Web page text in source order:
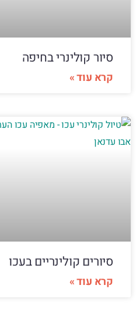
סיור קולינרי בחיפה
קרא עוד »
סיורים קולינריים בעכו
קרא עוד »